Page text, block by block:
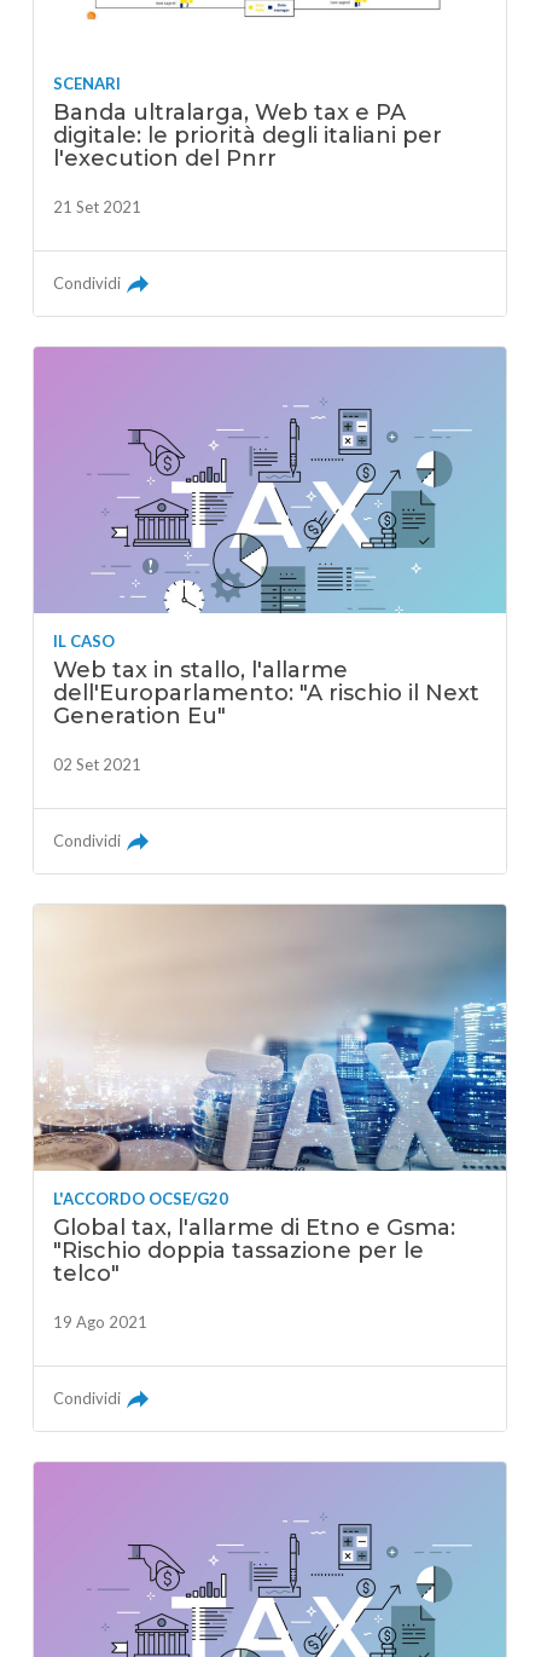
SCENARI
Banda ultralarga, Web tax e PA
digitale: le priorità degli italiani per
l'execution del Pnrr
21 Set 2021
Condividi
IL CASO
Web tax in stallo, l'allarme
dell'Europarlamento: "A rischio il Next
Generation Eu"
02 Set 2021
Condividi
L'ACCORDO OCSE/G20
Global tax, l'allarme di Etno e Gsma:
"Rischio doppia tassazione per le
telco"
19 Ago 2021
Condividi